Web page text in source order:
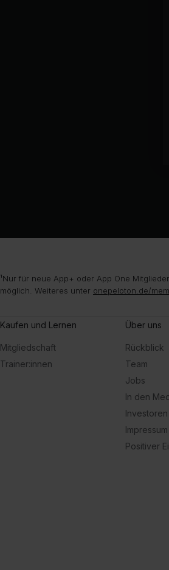
¹Nur für neue App+ oder App One
möglich. Weiteres unter onepeloton.de/
Kaufen und Lernen
Mitgliedschaft
Trainer:innen
Über uns
Rückblick
Team
Jobs
In den
Investoren
Impressum
Positiver